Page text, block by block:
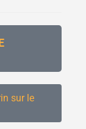
sur le